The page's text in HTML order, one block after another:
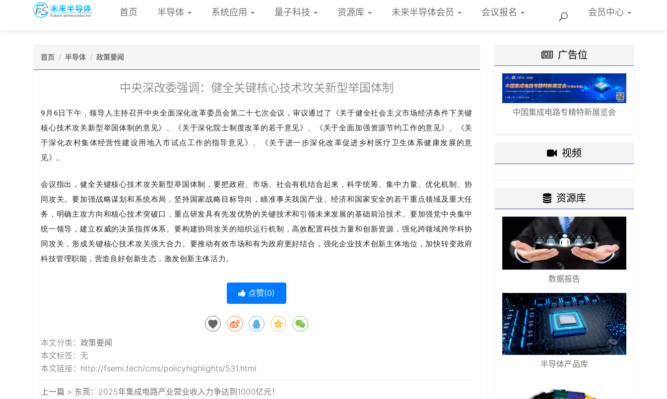
首页 半导体 系统应用 量子科技 资源库 未来半导体会员 会议报名 会员中心
首页 半导体 政策要闻
中央深改委强调：健全关键核心技术攻关新型举国体制
9月6日下午，领导人主持召开中央全面深化改革委员会第二十七次会议，审议通过了《关于健全社会主义市场经济条件下关键
核心技术攻关新型举国体制的意见》、《关于深化院士制度改革的若干意见》、《关于全面加强资源节约工作的意见》、《关
于深化农村集体经营性建设用地入市试点工作的指导意见》、《关于进一步深化改革促进乡村医疗卫生体系健康发展的意
见》。
会议指出，健全关键核心技术攻关新型举国体制，要把政府、市场、社会有机结合起来，科学统筹、集中力量、优化机制、协
同攻关。要加强战略谋划和系统布局，坚持国家战略目标导向，瞄准事关我国产业、经济和国家安全的若干重点领域及重大任
务，明确主攻方向和核心技术突破口，重点研发具有先发优势的关键技术和引领未来发展的基础前沿技术。要加强党中央集中
统一领导，建立权威的决策指挥体系。要构建协同攻关的组织运行机制，高效配置科技力量和创新资源，强化跨领域跨学科协
同攻关，形成关键核心技术攻关强大合力。要推动有效市场和有为政府更好结合，强化企业技术创新主体地位，加快转变政府
科技管理职能，营造良好创新生态，激发创新主体活力。
点赞(0)
本文分类： 政策要闻
本文标签：无
本文链接： http://fsemi.tech/cms/policyhighlights/531.html
上一篇 > 东莞：2025年集成电路产业营业收入力争达到1000亿元！
广告位
中国集成电路专精特新展览会
视频
资源库
数据报告
半导体产品库